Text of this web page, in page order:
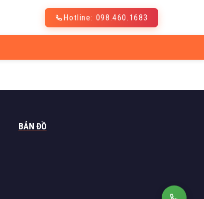
Hotline: 098.460.1683
có
BẢN ĐỒ